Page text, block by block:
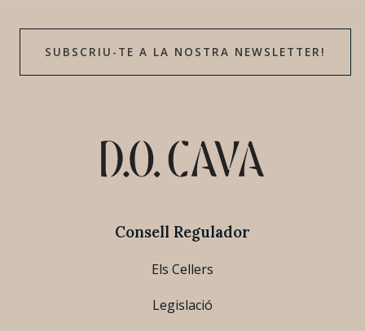
SUBSCRIU-TE A LA NOSTRA NEWSLETTER!
Consell Regulador
Els Cellers
Legislació